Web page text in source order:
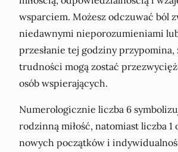
wsparciem. Możesz odczuwać ból
niedawnymi nieporozumieniami
przesłanie tej godziny przypomina,
trudności mogą zostać
osób wspierających.
Numerologicznie liczba 6
rodzinną miłość, natomiast liczba 1
nowych początków i